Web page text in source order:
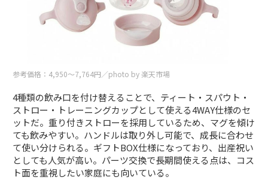
参考価格：4,950〜7,764円／photo by 楽天市場
4種類の飲み口を付け替えることで、ティート・スパウト・
ストロー・トレーニングカップとして使える4WAY仕様のセ
ットだ。重り付きストローを採用しているため、マグを傾け
ても飲みやすい。ハンドルは取り外し可能で、成長に合わせ
て使い分けられる。ギフトBOX仕様になっており、出産祝い
としても人気が高い。パーツ交換で長期間使える点は、コス
ト面を重視したい家庭にも向いている。